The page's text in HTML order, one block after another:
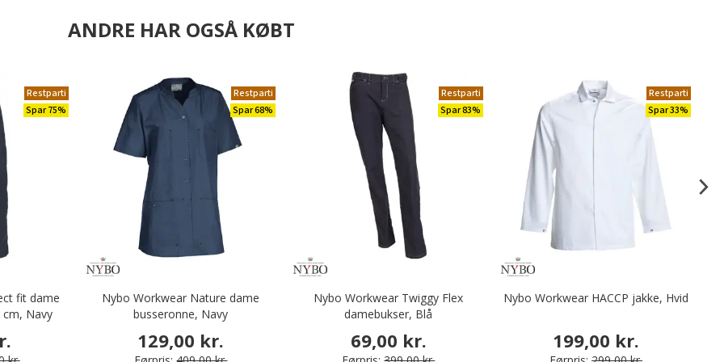
ANDRE HAR OGSÅ KØBT
Restparti
Spar 75%
fit dame
Navy
Restparti
Spar 68%
Nybo Workwear Nature dame
busseronne, Navy
129,00 kr.
Restparti
Spar 83%
Nybo Workwear Twiggy Flex
damebukser, Blå
69,00 kr.
Restparti
Spar 33%
Nybo Workwear HACCP jakke, Hvid
199,00 kr.